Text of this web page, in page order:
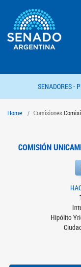
SENADORES -
Home Comisiones
COMISIÓN
Hipólito